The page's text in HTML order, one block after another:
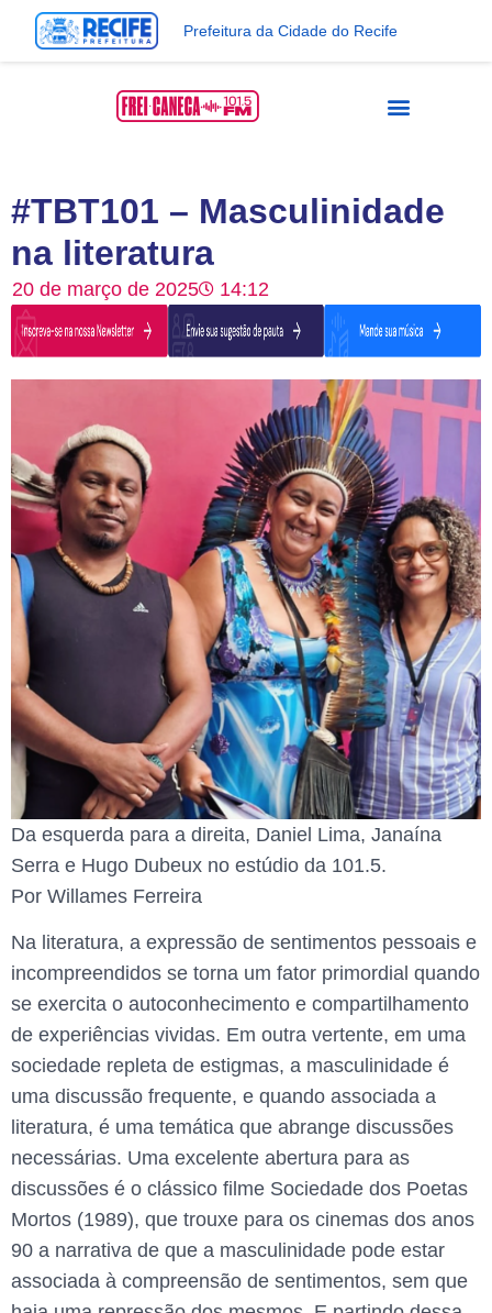
Prefeitura da Cidade do Recife
#TBT101 – Masculinidade
na literatura
20 de março de 2025 14:12
Da esquerda para a direita, Daniel Lima, Janaína
Serra e Hugo Dubeux no estúdio da 101.5.
Por Willames Ferreira
Na literatura, a expressão de sentimentos pessoais e
incompreendidos se torna um fator primordial quando
se exercita o autoconhecimento e compartilhamento
de experiências vividas. Em outra vertente, em uma
sociedade repleta de estigmas, a masculinidade é
uma discussão frequente, e quando associada a
literatura, é uma temática que abrange discussões
necessárias. Uma excelente abertura para as
discussões é o clássico filme Sociedade dos Poetas
Mortos (1989), que trouxe para os cinemas dos anos
90 a narrativa de que a masculinidade pode estar
associada à compreensão de sentimentos, sem que